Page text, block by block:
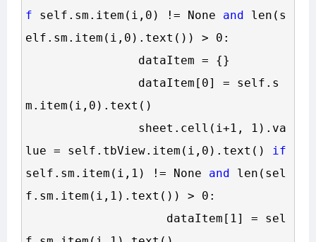
f self.sm.item(i,0) != None and len(s
elf.sm.item(i,0).text()) > 0:
                dataItem
= {}
                dataItem[0]
= self.s
m.item(i,0).text()
                sheet.cell(i
+1, 1).va
lue = self.tbView.item(i,0).text() if
self.sm.item(i,1) != None and len(sel
f.sm.item(i,1).text()) > 0:
                    dataItem[
1] = sel